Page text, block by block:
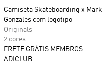
Camiseta Skateboarding x Mark
Gonzales com logotipo
Originals
2 cores
FRETE GRÁTIS MEMBROS
ADICLUB